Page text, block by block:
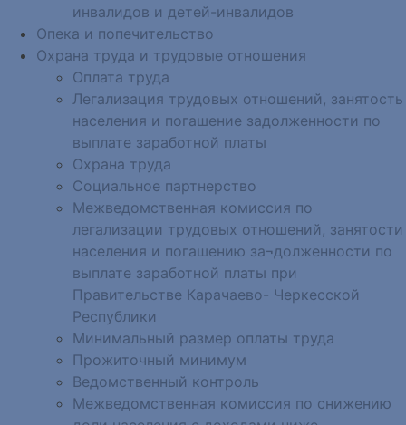
инвалидов и детей-инвалидов
Опека и попечительство
Охрана труда и трудовые отношения
Оплата труда
Легализация трудовых отношений, занятость
населения и погашение задолженности по
выплате заработной платы
Охрана труда
Социальное партнерство
Межведомственная комиссия по
легализации трудовых отношений, занятости
населения и погашению за¬долженности по
выплате заработной платы при
Правительстве Карачаево- Черкесской
Республики
Минимальный размер оплаты труда
Прожиточный минимум
Ведомственный контроль
Межведомственная комиссия по снижению